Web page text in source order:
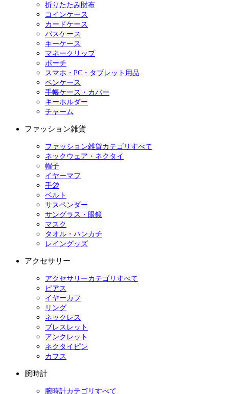
折りたたみ財布
コインケース
カードケース
パスケース
キーケース
マネークリップ
ポーチ
スマホ・PC・タブレット用品
ペンケース
手帳ケース・カバー
キーホルダー
チャーム
ファッション雑貨
ファッション雑貨カテゴリすべて
ネックウェア・ネクタイ
帽子
イヤーマフ
手袋
ベルト
サスペンダー
サングラス・眼鏡
マスク
タオル・ハンカチ
レイングッズ
アクセサリー
アクセサリーカテゴリすべて
ピアス
イヤーカフ
リング
ネックレス
ブレスレット
アンクレット
ネクタイピン
カフス
腕時計
腕時計カテゴリすべて